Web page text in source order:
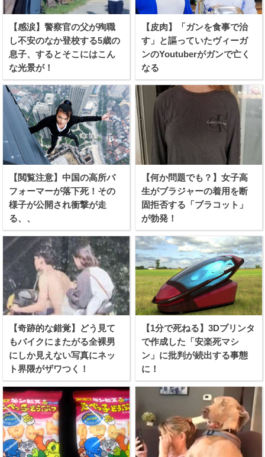
【感涙】警察官の父が殉職
し不安のなか登校する5歳の
息子、するとそこにはこん
な光景が！
【皮肉】「ガンを食事で治
す」と謳っていたヴィーガ
ンのYoutuberがガンで亡く
なる
【閲覧注意】中国の高所パ
フォーマーが落下死！その
様子が公開され衝撃が走
る、、
【何か問題でも？】女子高
生がブラジャーの着用を断
固拒否する「ブラコット」
が勃発！
【奇跡的な錯覚】どう見て
もバイクにまたがる全裸男
にしか見えない写真にネッ
ト界隈がザワつく！
【1分で死ねる】3Dプリンタ
で作成した「安楽死マシ
ン」に批判が続出する事態
に！